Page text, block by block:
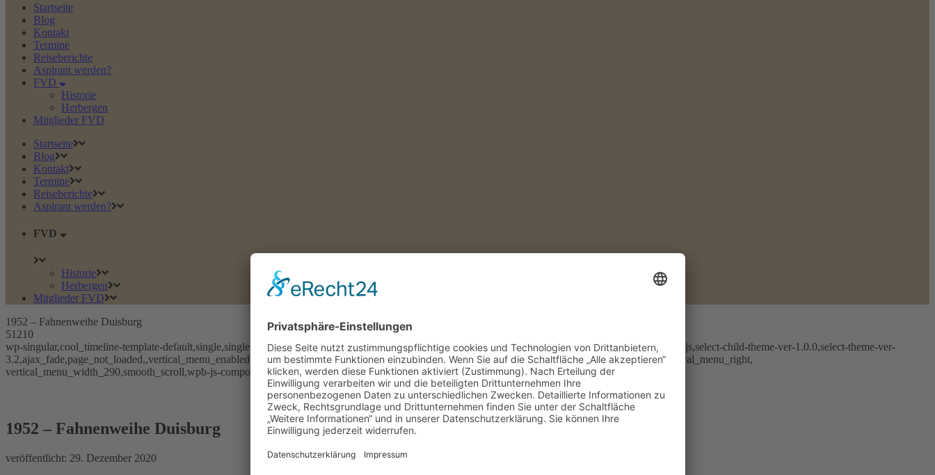
Startseite
Blog
Kontakt
Termine
Reiseberichte
Aspirant werden?
FVD
Historie
Herbergen
Mitglieder FVD
Startseite
Blog
Kontakt
Termine
Reiseberichte
Aspirant werden?
FVD
Historie
Herbergen
Mitglieder FVD
1952 – Fahnenweihe Duisburg
51210
wp-singular,cool_timeline-template-default,single,single-cool_timeline,postid-51210,wp-theme-cabin,wp-child-theme-cabin-child,cabin-core-1.0.2,tribe-no-js,select-child-theme-ver-1.0.0,select-theme-ver-
3.2,ajax_fade,page_not_loaded,,vertical_menu_enabled, vertical_menu_hidden vertical_menu_hidden_with_icons,vertical_menu_hidden_with_logo, vertical_menu_right,
vertical_menu_width_290,smooth_scroll,wpb-js-composer js-comp-ver-8.7.4,vc_responsive
1952 – Fahnenweihe Duisburg
1952 – Fahnenweihe Duisburg
veröffentlicht: 29. Dezember 2020